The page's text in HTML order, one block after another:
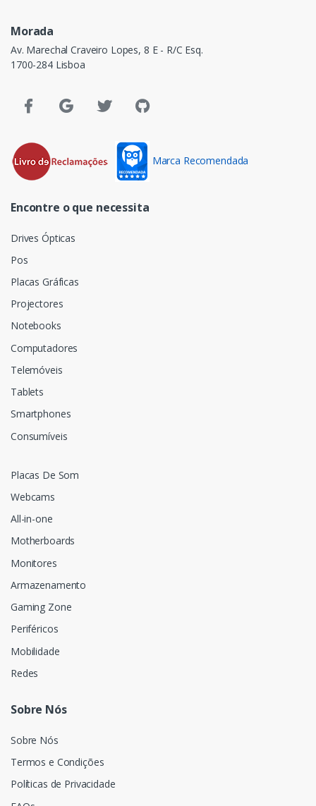
Morada
Av. Marechal Craveiro Lopes, 8 E - R/C Esq.
1700-284 Lisboa
Marca Recomendada
Encontre o que necessita
Drives Ópticas
Pos
Placas Gráficas
Projectores
Notebooks
Computadores
Telemóveis
Tablets
Smartphones
Consumíveis
Placas De Som
Webcams
All-in-one
Motherboards
Monitores
Armazenamento
Gaming Zone
Periféricos
Mobilidade
Redes
Sobre Nós
Sobre Nós
Termos e Condições
Políticas de Privacidade